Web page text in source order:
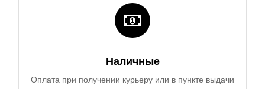
Наличные
Оплата при получении курьеру или в пункте выдачи